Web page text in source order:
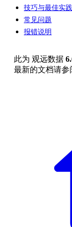
技巧与最佳实践
常见问题
报错说明
此为 观远数据
最新的文档请参